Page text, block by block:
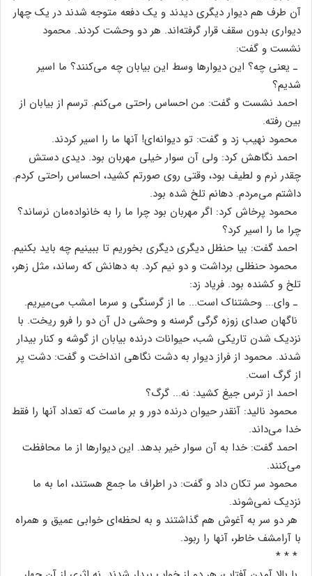
آن‌ طرف‌ هم‌ دیوار دیگری‌ دیدند و یک‌ دفعه‌ متوجه‌ شدند در یک‌ چهار
دیواری‌ بدون‌ سقف‌ قرار گرفته‌اند. هر دو وحشت‌ کردند. محمود
نشست‌ و گفت‌:
ـ یعنی‌ چه‌؟ این‌ دیوارها وسط‌ این‌ بیابان‌ چه‌ می‌کنند؟ ما اسیر
شدیم‌؟
احمد نشست‌ و گفت‌: من‌ احساس‌ راحتی‌ می‌کنم‌. ترسم‌ از بیابان‌ از
بین‌ رفته‌.
محمود نهیب‌ زد و گفت‌: تو دیوانه‌ای‌! آنها ما را اسیر کردند.
احمد نگاهش‌ کرد: ولی‌ آن‌ سوار خیلی‌ مهربان‌ بود. دیدی‌ دستش‌
چقدر نرم‌ و لطیف‌ بود، وقتی‌ روی‌ صورتم‌ کشید، احساس‌ راحتی‌ کردم‌.
داشتم‌ می‌مردم‌. دهانم‌ تلخ‌ شده‌ بود.
محمود پرخاش‌ کرد: اگر مهربان‌ بود چرا ما را به‌ خانواده‌مان‌ نرساند؟
چرا ما را اسیر کرد؟
احمد گفت‌: بیا حنظل‌ دیگری‌ دیگری‌ بخوریم‌ تا ببینیم‌ چه‌ باید بکنیم‌.
محمود حنظلی‌ برداشت‌ و دو نیم‌ کرد. به‌ دهانش‌ که‌ رساند، مثل‌ زهر،
تلخ‌ و کشنده‌ بود. فریاد زد:
ـ وای‌... وحشتناک‌ است‌... ما از گرسنگی‌ و سرما امشب‌ می‌میریم‌.
ناگهان‌ صدای‌ زوزه‌ گرگی‌ گرسنه‌ و وحشی‌ دل‌ آن‌ دو را فرو ریخت‌. با
نزدیک‌ شدن‌ تاریکی‌ شب‌، حیوانات‌ درنده‌ بیابان‌ از گوشه‌ و کنار بیدار
شدند. محمود از فراز دیوار به‌ دشت‌ نگاهی‌ انداخت‌ و گفت‌: دشت‌ پر
از گرگ‌ است‌.
احمد از ترس‌ جیغ‌ کشید: نه‌... گرگ‌؟
محمود نالید: آنقدر حیوان‌ درنده‌ دور و بر ماست‌ که‌ تعداد آنها را فقط‌
خدا می‌داند.
احمد گفت‌: خدا به‌ آن‌ سوار خیر بدهد. این‌ دیوارها از ما محافظت‌
می‌کنند.
محمود سر تکان‌ داد و گفت‌: در اطراف‌ ما جمع‌ هستند، اما به‌ ما
نزدیک‌ نمی‌شوند.
هر دو سر به‌ آغوش‌ هم‌ گذاشتند و به‌ لحظه‌ای‌ خوابی‌ عمیق‌ و همراه‌
با آرامشف خاطر، آنها را ربود.
* * *